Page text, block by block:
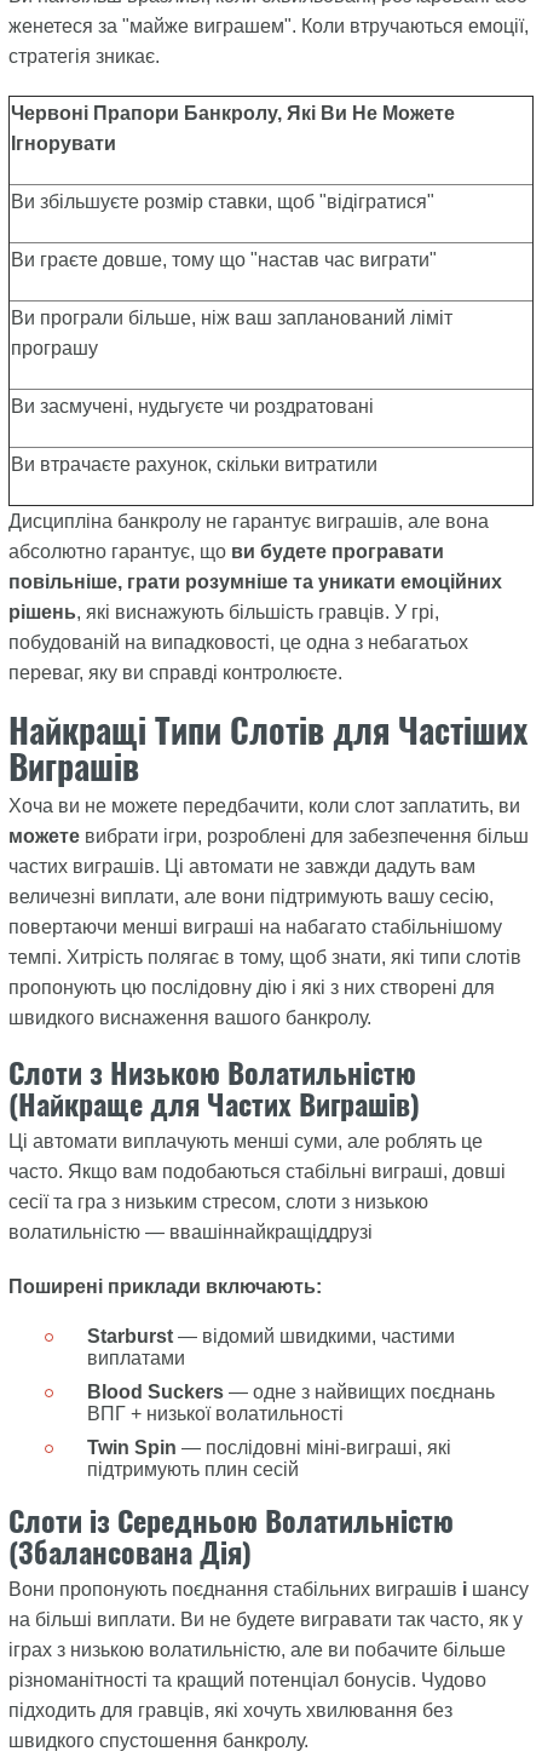
женетеся за "майже виграшем". Коли втручаються емоції,
стратегія зникає.
Червоні Прапори Банкролу, Які Ви Не Можете
Ігнорувати
Ви збільшуєте розмір ставки, щоб "відігратися"
Ви граєте довше, тому що "настав час виграти"
Ви програли більше, ніж ваш запланований ліміт
програшу
Ви засмучені, нудьгуєте чи роздратовані
Ви втрачаєте рахунок, скільки витратили
Дисципліна банкролу не гарантує виграшів, але вона
абсолютно гарантує, що ви будете програвати
повільніше, грати розумніше та уникати емоційних
рішень, які виснажують більшість гравців. У грі,
побудованій на випадковості, це одна з небагатьох
переваг, яку ви справді контролюєте.
Найкращі Типи Слотів для Частіших
Виграшів
Хоча ви не можете передбачити, коли слот заплатить, ви
можетевибрати ігри, розроблені для забезпечення більш
частих виграшів. Ці автомати не завжди дадуть вам
величезні виплати, але вони підтримують вашу сесію,
повертаючи менші виграші на набагато стабільнішому
темпі. Хитрість полягає в тому, щоб знати, які типи слотів
пропонують цю послідовну дію і які з них створені для
швидкого виснаження вашого банкролу.
Слоти з Низькою Волатильністю
(Найкраще для Частих Виграшів)
Ці автомати виплачують менші суми, але роблять це
часто. Якщо вам подобаються стабільні виграші, довші
сесії та гра з низьким стресом, слоти з низькою
волатильністю — ввашіннайкращіддрузі
Поширені приклади включають:
Starburst— відомий швидкими, частими
виплатами
Blood Suckers— одне з найвищих поєднань
ВПГ + низької волатильності
Twin Spin — послідовні міні-виграші, які
підтримують плин сесій
Слоти із Середньою Волатильністю
(Збалансована Дія)
Вони пропонують поєднання стабільних виграшів ішансу
на більші виплати. Ви не будете вигравати так часто, як у
іграх з низькою волатильністю, але ви побачите більше
різноманітності та кращий потенціал бонусів. Чудово
підходить для гравців, які хочуть хвилювання без
швидкого спустошення банкролу.